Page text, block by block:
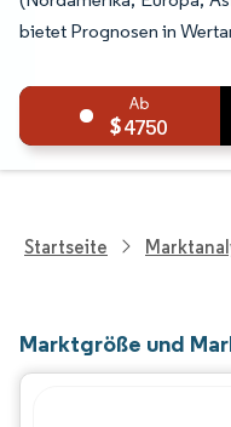
bietet Prognosen in
4750
Startseite
Marktgröße und